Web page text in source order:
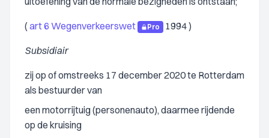
(art 6 Wegenverkeerswet Pro 1994 )
Subsidiair
zij op of omstreeks 17 december 2020 te Rotterdam
als bestuurder van
een motorrijtuig (personenauto), daarmee rijdende
op de kruising